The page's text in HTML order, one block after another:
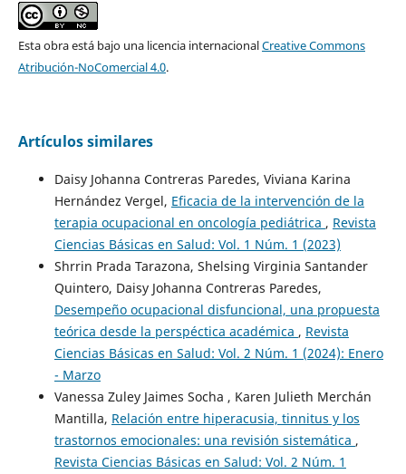
Esta obra está bajo una licencia internacionalCreative Commons
Atribución-NoComercial 4.0.
Artículos similares
Daisy Johanna Contreras Paredes, Viviana Karina
Hernández Vergel, Eficacia de la intervención de la
terapia ocupacional en oncología pediátrica , Revista
Ciencias Básicas en Salud: Vol. 1 Núm. 1 (2023)
Shrrin Prada Tarazona, Shelsing Virginia Santander
Quintero, Daisy Johanna Contreras Paredes,
Desempeño ocupacional disfuncional, una propuesta
teórica desde la perspéctica académica , Revista
Ciencias Básicas en Salud: Vol. 2 Núm. 1 (2024): Enero
- Marzo
Vanessa Zuley Jaimes Socha , Karen Julieth Merchán
Mantilla, Relación entre hiperacusia, tinnitus y los
trastornos emocionales: una revisión sistemática ,
Revista Ciencias Básicas en Salud: Vol. 2 Núm. 1